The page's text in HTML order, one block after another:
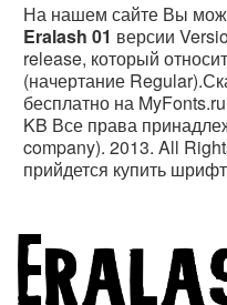
На нашем сайте Вы
Eralash 01 версии
release, который
(начертание
бесплатно на
KB Все права
company). 2013. All
прийдется купить